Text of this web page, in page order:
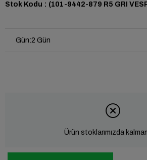
Stok Kodu (101-9442-879 R5 GRI
Gün:2 Gün
Ürün stoklarımızda